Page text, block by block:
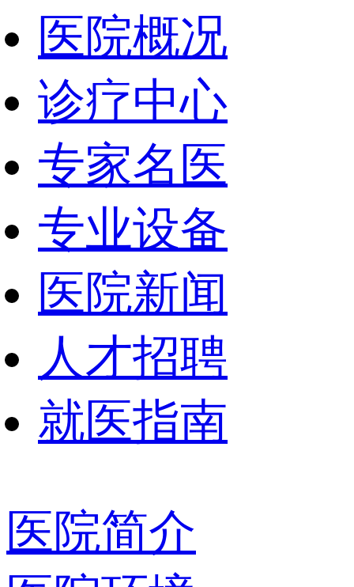
医院概况
诊疗中心
专家名医
专业设备
医院新闻
人才招聘
就医指南
医院简介